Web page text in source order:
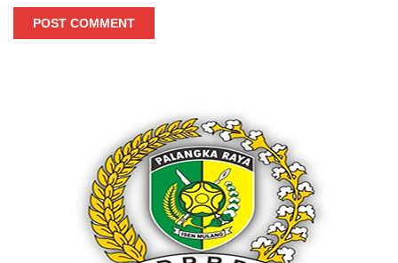
POST COMMENT